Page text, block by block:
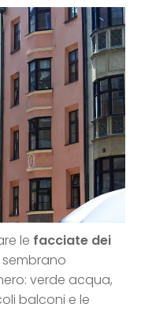
le facciate dei
sembrano
verde acqua,
balconi e le